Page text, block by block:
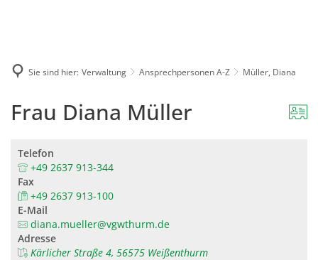
Sie sind hier: Verwaltung Ansprechpersonen A-Z Müller, Diana
Frau Diana Müller
Telefon
+49 2637 913-344
Fax
+49 2637 913-100
E-Mail
diana.mueller@vgwthurm.de
Adresse
Kärlicher Straße 4, 56575 Weißenthurm